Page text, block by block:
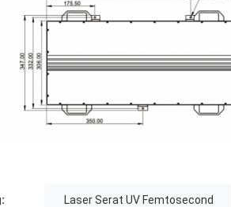
Laser Serat UV Femtosecond